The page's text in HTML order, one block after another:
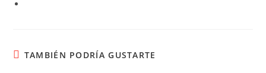
TAMBIÉN PODRÍA GUSTARTE